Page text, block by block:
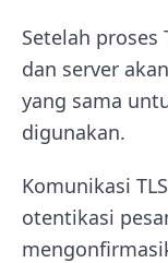
Setelah proses
dan server
yang sama
digunakan.
Komunikasi
otentikasi